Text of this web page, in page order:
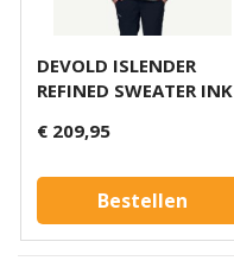
DEVOLD ISLENDER
REFINED SWEATER INK
€ 209,95
Bestellen